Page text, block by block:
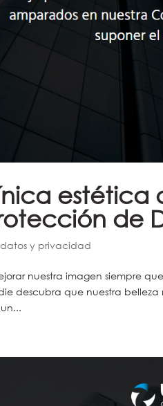
estética
de
y privacidad
nuestra imagen siempre
descubra que nuestra belleza